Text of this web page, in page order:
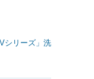
シリーズ」洗